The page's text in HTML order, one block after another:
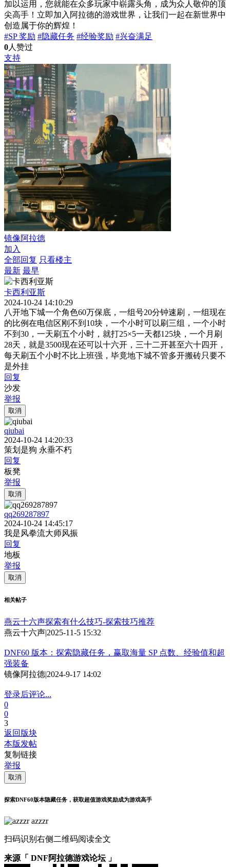
加以运用，您就能在众多玩家中崭露头角，成为众人敬仰的顶
尖高手！立即加入阿拉德的游戏世界，让我们一起在新世界中
创造属于你的辉煌！
#SP 奖励 #隐藏任务 #经验奖励 #兴奋满足
0人赞过
支持
镜像阿拉德
加入
全部回复 只看楼主
最新 最早
卡西利亚斯
2024-10-24 14:10:29
八开地下城一个角色60万保底，一组号20分钟速刷，一组现在
的比例在电信区刚不到10块，一个小时可以刷三组，一个小时
不到30，一天刷五个小时，就打25×5一天都125块，一个月刷
28天，就是3500现在还可以十六开，三十二开甚至六十四开，
每天刷五个小时不比上班强，毕竟地下城不管多开搬砖只要不
是外挂
回复
沙发
举报
取消
qiubai
2024-10-24 14:20:33
策划是狗 永垂不朽
回复
板凳
举报
取消
qq269287897
2024-10-24 14:45:17
我是风拳流大师风振
回复
地板
举报
取消
相关帖子
燕云十六声探索有什么技巧-探索技巧推荐
燕云十六声|2025-11-5 15:32
DNF60 版本：探索隐藏任务，赢取海量 SP 点数、经验值和超
强装备
镜像阿拉德|2024-9-17 14:02
登录后评论...
0
0
3
返回版块
本版发帖
复制链接
举报
取消
探索DNF60版本隐藏任务，获取超值游戏奖励成为游戏高手
azzzr
扫码识别右侧二维码阅读全文
来源「 DNF阿拉德游戏论坛 」